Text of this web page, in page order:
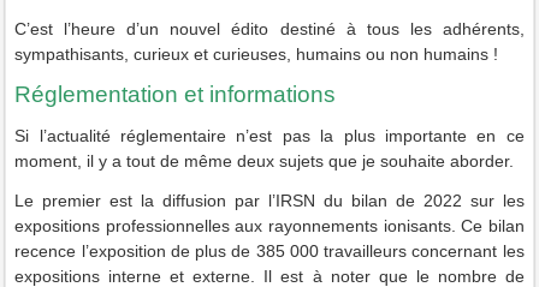
C’est l’heure d’un nouvel édito destiné à tous les adhérents,
sympathisants, curieux et curieuses, humains ou non humains !
Réglementation et informations
Si l’actualité réglementaire n’est pas la plus importante en ce
moment, il y a tout de même deux sujets que je souhaite aborder.
Le premier est la diffusion par l’IRSN du bilan de 2022 sur les
expositions professionnelles aux rayonnements ionisants. Ce bilan
recence l’exposition de plus de 385 000 travailleurs concernant les
expositions interne et externe. Il est à noter que le nombre de